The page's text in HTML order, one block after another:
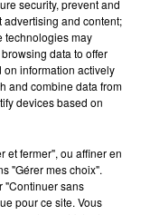
security, prevent and
advertising and content;
technologies may
data to offer
information actively
and combine data from
devices based on
et fermer", ou affiner en
"Gérer mes choix".
"Continuer sans
pour ce site. Vous